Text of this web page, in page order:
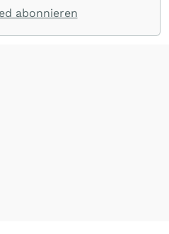
die Beiträge sind kurz,
abonnieren